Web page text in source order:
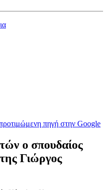
πηγή στην Google
ο σπουδαίος
Γιώργος